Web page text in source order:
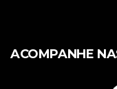
ACOMPANHE